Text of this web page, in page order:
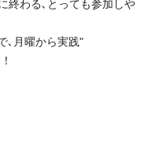
終わる､とっても参加しや
､月曜から実践"
！